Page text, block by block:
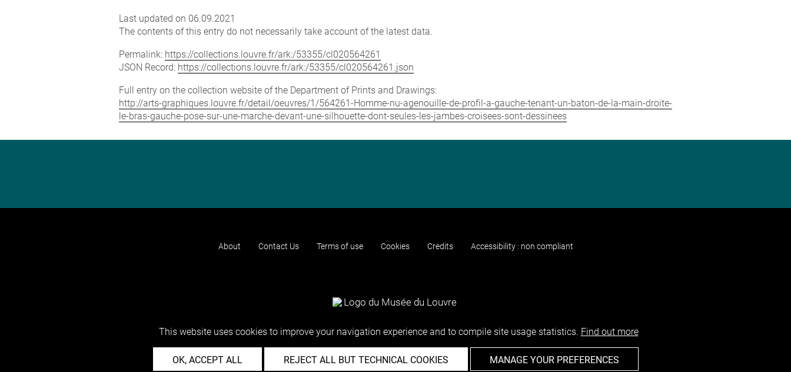
Last updated on 06.09.2021
The contents of this entry do not necessarily take account of the latest data.
Permalink: https://collections.louvre.fr/ark:/53355/cl020564261
JSON Record: https://collections.louvre.fr/ark:/53355/cl020564261.json
Full entry on the collection website of the Department of Prints and Drawings:
http://arts-graphiques.louvre.fr/detail/oeuvres/1/564261-Homme-nu-agenouille-de-profil-a-gauche-tenant-un-baton-de-la-main-droite-
le-bras-gauche-pose-sur-une-marche-devant-une-silhouette-dont-seules-les-jambes-croisees-sont-dessinees
About Contact Us Terms of use Cookies Credits Accessibility : non compliant
This website uses cookies to improve your navigation experience and to compile site usage statistics. Find out more
OK, ACCEPT ALL REJECT ALL BUT TECHNICAL COOKIES MANAGE YOUR PREFERENCES